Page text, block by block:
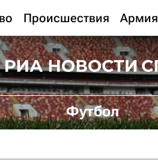
Происшествия Армия
Футбол